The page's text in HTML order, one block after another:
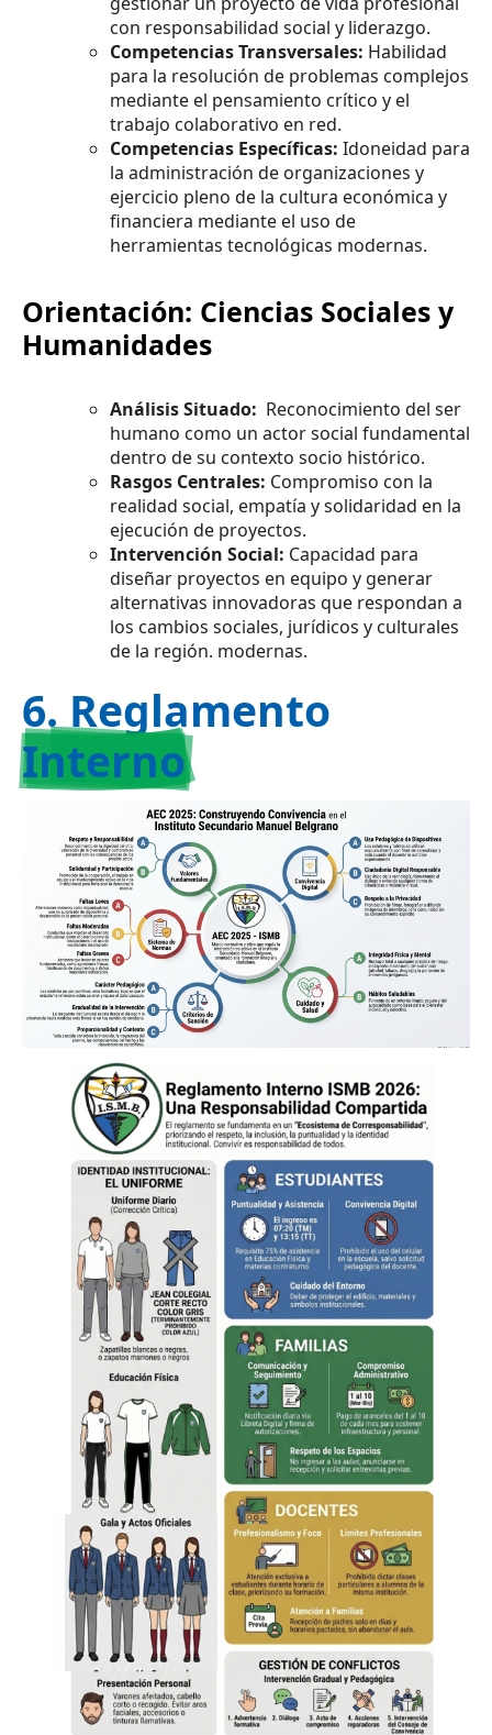
con responsabilidad social y liderazgo.
Competencias Transversales: Habilidad
para la resolución de problemas complejos
mediante el pensamiento crítico y el
trabajo colaborativo en red.
Competencias Específicas: Idoneidad para
la administración de organizaciones y
ejercicio pleno de la cultura económica y
financiera mediante el uso de
herramientas tecnológicas modernas.
Orientación: Ciencias Sociales y
Humanidades
Análisis Situado: Reconocimiento del ser
humano como un actor social fundamental
dentro de su contexto socio histórico.
Rasgos Centrales: Compromiso con la
realidad social, empatía y solidaridad en la
ejecución de proyectos.
Intervención Social: Capacidad para
diseñar proyectos en equipo y generar
alternativas innovadoras que respondan a
los cambios sociales, jurídicos y culturales
de la región. modernas.
6. Reglamento
Interno